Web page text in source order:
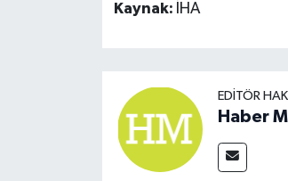
Kaynak: İHA
EDITÖR
Haber